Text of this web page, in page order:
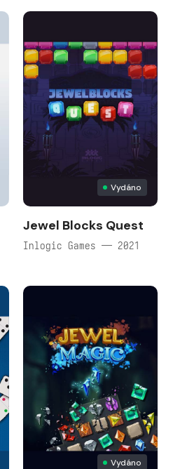
Vydáno
Jewel Blocks Quest
Inlogic Games — 2021
Vydáno